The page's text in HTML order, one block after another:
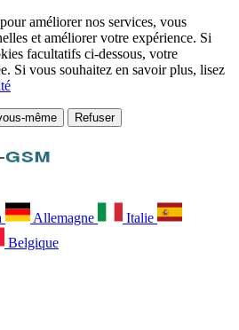
améliorer nos services, vous
et améliorer votre expérience. Si
facultatifs ci-dessous, votre
Si vous souhaitez en savoir plus, lisez
même Refuser
Allemagne
Italie
Belgique